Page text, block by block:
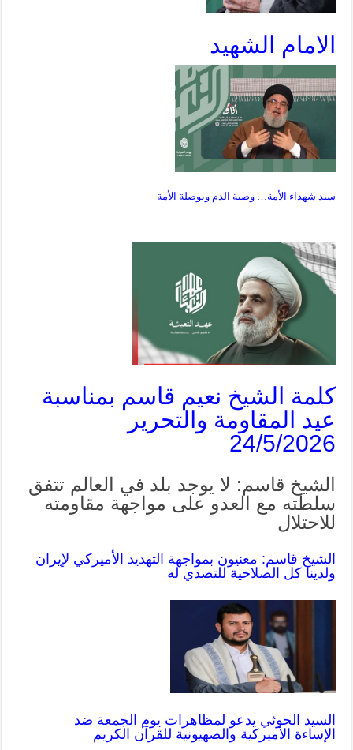
الامام الشهيد
سيد شهداء الأمة… وصية الدم وبوصلة الأمة
كلمة الشيخ نعيم قاسم بمناسبة
عيد المقاومة والتحرير
24/5/2026
الشيخ قاسم: لا يوجد بلد في العالم تتفق
سلطته مع العدو على مواجهة مقاومته
للاحتلال
الشيخ قاسم: معنيون بمواجهة التهديد الأميركي لإيران
ولدينا كل الصلاحية للتصدي له
السيد الحوثي يدعو لمظاهرات يوم الجمعة ضد
الإساءة الأميركية والصهيونية للقرآن الكريم